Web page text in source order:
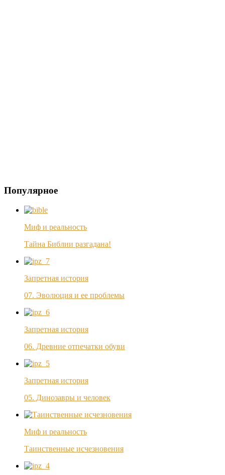
Популярное
Миф и реальность
Тайна Библии разгадана!
Запретная история
07. Эволюция и ее проблемы
Запретная история
06. Древние отпечатки обуви
Запретная история
05. Динозавры и человек
Миф и реальность
Таинственные исчезновения